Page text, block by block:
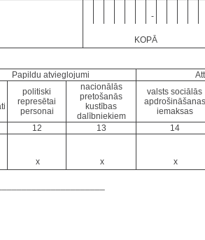
-
KOPĀ
Papildu atvieglojumi
politiski
represētai
personai
nacionālās
pretošanās
kustības
dalībniekiem
valsts sociālās
apdrošināšanas
iemaksas
12 13 14
x x x